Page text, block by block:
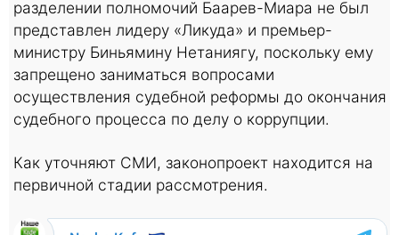
разделении полномочий Баарев-Миара не был
представлен лидеру «Ликуда» и премьер-
министру Биньямину Нетаниягу, поскольку ему
запрещено заниматься вопросами
осуществления судебной реформы до окончания
судебного процесса по делу о коррупции.
Как уточняют СМИ, законопроект находится на
первичной стадии рассмотрения.